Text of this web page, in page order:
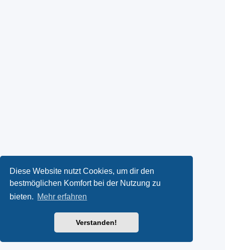
Diese Website nutzt Cookies, um dir den
bestmöglichen Komfort bei der Nutzung zu
bieten. Mehr erfahren
Verstanden!